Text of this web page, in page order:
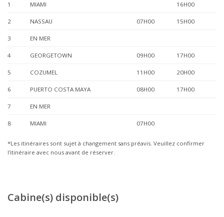
1 MIAMI 16H00
2 NASSAU 07H00 15H00
3 EN MER
4 GEORGETOWN 09H00 17H00
5 COZUMEL 11H00 20H00
6 PUERTO COSTA MAYA 08H00 17H00
7 EN MER
8 MIAMI 07H00
*Les itinéraires sont sujet à changement sans préavis. Veuillez confirmer
l'itinéraire avec nous avant de réserver.
Cabine(s) disponible(s)